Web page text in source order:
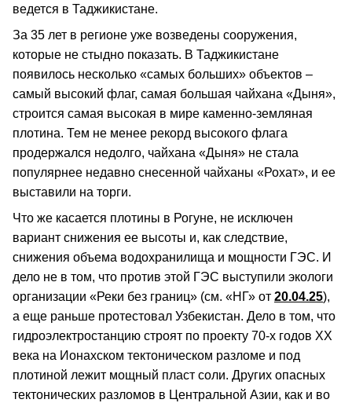
ведется в Таджикистане.
За 35 лет в регионе уже возведены сооружения,
которые не стыдно показать. В Таджикистане
появилось несколько «самых больших» объектов –
самый высокий флаг, самая большая чайхана «Дыня»,
строится самая высокая в мире каменно-земляная
плотина. Тем не менее рекорд высокого флага
продержался недолго, чайхана «Дыня» не стала
популярнее недавно снесенной чайханы «Рохат», и ее
выставили на торги.
Что же касается плотины в Рогуне, не исключен
вариант снижения ее высоты и, как следствие,
снижения объема водохранилища и мощности ГЭС. И
дело не в том, что против этой ГЭС выступили экологи
организации «Реки без границ» (см. «НГ» от 20.04.25),
а еще раньше протестовал Узбекистан. Дело в том, что
гидроэлектростанцию строят по проекту 70-х годов XX
века на Ионахском тектоническом разломе и под
плотиной лежит мощный пласт соли. Других опасных
тектонических разломов в Центральной Азии, как и во